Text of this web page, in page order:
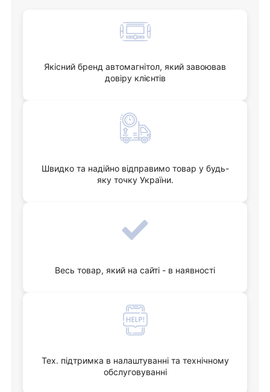
Якісний бренд автомагнітол, який завоював
довіру клієнтів
Швидко та надійно відправимо товар у будь-
яку точку України.
Весь товар, який на сайті - в наявності
Тех. підтримка в налаштуванні та технічному
обслуговуванні